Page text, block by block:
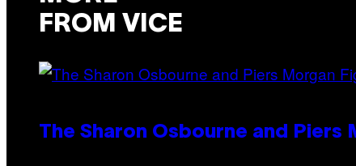
FROM VICE
The Sharon Osbourne and